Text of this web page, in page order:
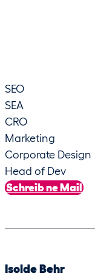
SEO
SEA
CRO
Marketing
Corporate Design
Head of Dev
Schreib ne Mail
Isolde Behr